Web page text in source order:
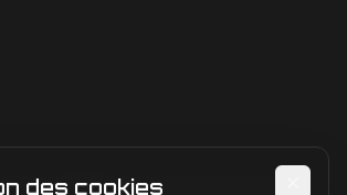
actualités Ferrari directement dans
des cookies